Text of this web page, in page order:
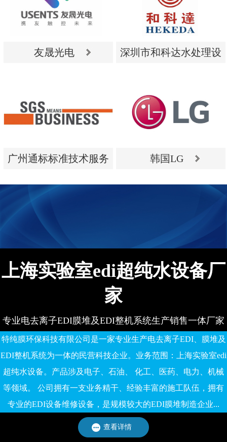
友晟光电
友晟光电
深圳市和科达水处理设
深圳市和科达水处理设
备有限公司
广州通标标准技术服务
广州通标标准技术服务
有限公司
韩国LG
上海实验室edi超纯水设备厂
家
专业电去离子EDI膜堆及EDI整机系统生产销售一体厂家
特纯膜环保科技有限公司是一家专业生产电去离子EDI、膜堆及
EDI整机系统为一体的民营科技企业。业务范围：上海实验室edi
超纯水设备。产品涉及电子、石油、 化工、医药、电力、机械
等领域。 公司拥有一支业务精干、经验丰富的施工队伍，拥有
专业的EDI设备维修设备，是规模较大的EDI膜堆制造企业...
查看详情